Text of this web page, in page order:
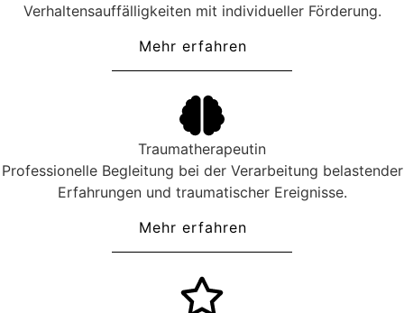
Verhaltensauffälligkeiten mit individueller Förderung.
Mehr erfahren
Traumatherapeutin
Professionelle Begleitung bei der Verarbeitung belastender
Erfahrungen und traumatischer Ereignisse.
Mehr erfahren